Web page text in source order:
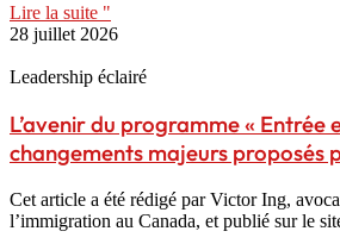
Lire la suite "
28 juillet 2026
Leadership éclairé
L’avenir du programme « Entrée
changements majeurs proposés
Cet article a été rédigé par Victor Ing,
l’immigration au Canada, et publié sur le